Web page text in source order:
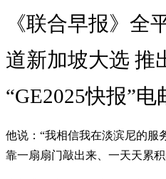
《联合早报》全
道新加坡大选 推
“GE2025快报”电
他说：“我相信我在淡滨尼的服
靠一扇扇门敲出来、一天天累